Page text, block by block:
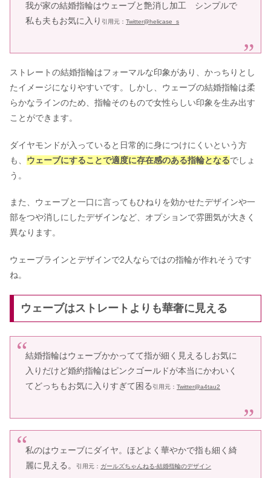
我が家の結婚指輪はウェーブと艶消し加工 シンプルで
私も夫もお気に入り 引用元：Twitter@helicase_s
ストレートの結婚指輪はフォーマルな印象があり、かっちりとし
たイメージになりやすいです。しかし、ウェーブの結婚指輪は柔
らかなラインのため、指輪そのもので女性らしい印象を生み出す
ことができます。
ダイヤモンドが入っていると日常的に身につけにくいという方
も、 ウェーブにすることで適度に存在感のある指輪となるでしょ
う。
また、ウェーブと一口に言ってもひねりを効かせたデザインや一
部をつや消しにしたデザインなど、オプションで雰囲気が大きく
異なります。
ウェーブラインとデザインで2人ならではの指輪が作れそうです
ね。
ウェーブはストレートよりも華奢に見える
結婚指輪はウェーブかかってて指が細く見えるしお気に
入りだけど婚約指輪はピンクゴールドが本当にかわいく
てどっちもお気に入りすぎて困る 引用元：Twitter@a4tau2
私のはウェーブにダイヤ。ほどよく華やかで指も細く綺
麗に見える。
引用元： ガールズちゃんねる-結婚指輪のデザイン